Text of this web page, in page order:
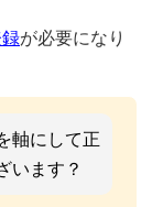
が必要になり
軸にして正
います？